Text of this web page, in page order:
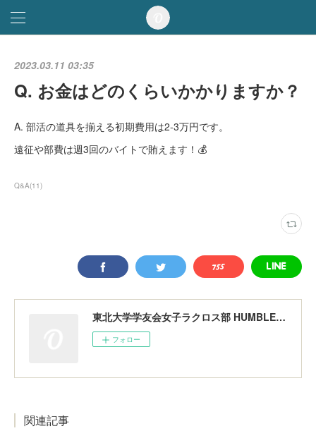
2023.03.11 03:35
Q. お金はどのくらいかかりますか？
A. 部活の道具を揃える初期費用は2-3万円です。
遠征や部費は週3回のバイトで賄えます！💰
Q&A(11)
東北大学学友会女子ラクロス部 HUMBLERS
フォロー
関連記事